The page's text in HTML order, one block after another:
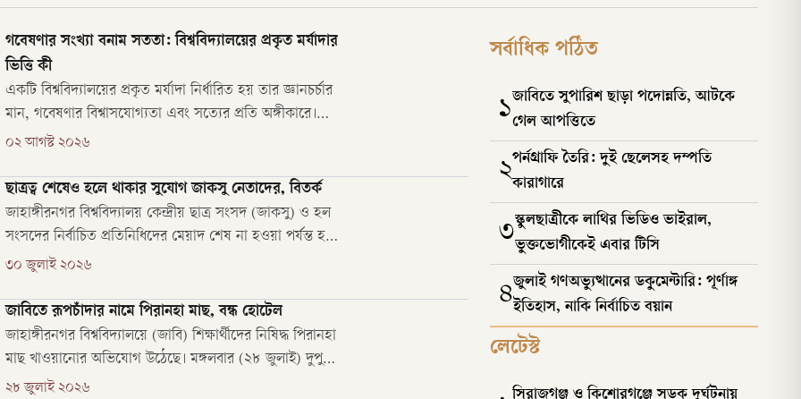
করা অফিস আদেশে এ কথা জানানো হয়।
গবেষণার সংখ্যা বনাম সততা: বিশ্ববিদ্যালয়ের প্রকৃত মর্যাদার
ভিত্তি কী
একটি বিশ্ববিদ্যালয়ের প্রকৃত মর্যাদা নির্ধারিত হয় তার জ্ঞানচর্চার
মান, গবেষণার বিশ্বাসযোগ্যতা এবং সত্যের প্রতি অঙ্গীকারে।
গবেষণার মূল উদ্দেশ্য শুধু নতুন তথ্য প্রকাশ নয়, বরং এমন
দীর্ঘমেয়াদি অবদান রাখে।
০২ আগস্ট ২০২৬
ছাত্রত্ব শেষেও হলে থাকার সুযোগ জাকসু নেতাদের, বিতর্ক
জাহাঙ্গীরনগর বিশ্ববিদ্যালয় কেন্দ্রীয় ছাত্র সংসদ (জাকসু) ও হল
সংসদের নির্বাচিত প্রতিনিধিদের মেয়াদ শেষ না হওয়া পর্যন্ত হলে
থাকার অনুমতি দিয়ে প্রজ্ঞাপন জারি করেছে প্রশাসন।
৩০ জুলাই ২০২৬
জাবিতে রূপচাঁদার নামে পিরানহা মাছ, বন্ধ হোটেল
জাহাঙ্গীরনগর বিশ্ববিদ্যালয়ে (জাবি) শিক্ষার্থীদের নিষিদ্ধ পিরানহা
মাছ খাওয়ানোর অভিযোগ উঠেছে। মঙ্গলবার (২৮ জুলাই) দুপুরে
অভিযান চালিয়ে বিশ্ববিদ্যালয়ের শহীদ রফিক-জব্বার হল-সংলগ্ন
২৮ জুলাই ২০২৬
সর্বাধিক পঠিত
১জাবিতে সুপারিশ ছাড়া পদোন্নতি, আটকে
গেল আপত্তিতে
২পর্নগ্রাফি তৈরি: দুই ছেলেসহ দম্পতি
কারাগারে
৩স্কুলছাত্রীকে লাথির ভিডিও ভাইরাল,
ভুক্তভোগীকেই এবার টিসি
৪জুলাই গণঅভ্যুত্থানের ডকুমেন্টারি: পূর্ণাঙ্গ
ইতিহাস, নাকি নির্বাচিত বয়ান
লেটেস্ট
সিরাজগঞ্জ ও কিশোরগঞ্জে সড়ক দুর্ঘটনায়